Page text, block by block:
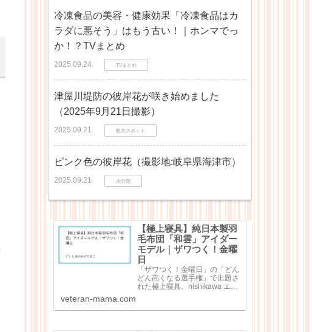
冷凍食品の美容・健康効果「冷凍食品はカ
ラダに悪そう」はもう古い！｜ホンマでっ
か！？TVまとめ
2025.09.24 TVまとめ
津屋川堤防の彼岸花が咲き始めました
（2025年9月21日撮影）
2025.09.21 観光スポット
ピンク色の彼岸花（撮影地:岐阜県海津市）
2025.09.21 未分類
【極上寝具】純日本製羽
毛布団「和雲」アイダー
モデル｜ザワつく！金曜
日
「ザワつく！金曜日」の「どん
どん高くなる選手権」で出題さ
れた極上寝具。nishikawa エア
パジャマ（8万8000円）シルキ
万6500円）純日本...
veteran-mama.com